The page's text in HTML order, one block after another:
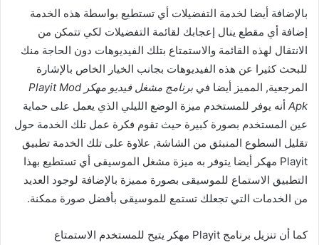
بالإضافة أيضا لخدمة التفضيلات أي تستطيع بواسطة هذه الخدمة
إضافة أي مقطع ينال إعجابك لقائمة التفضيلات لكي تتمكن من
الانتقال لهذه القائمة والاستمتاع بتلك الفيديوهات دون الحاجة منك
للبحث كثيرا عن هذه الفيديوهات بجانب الخيار الخاص بالإشارة
المرجعية, المميز أيضا في
برنامج مشغل فيديو مهكر Playit Mod
Apk أنه يوفر للمستخدم ميزة الوضع الليلي الذي يعمل على حماية
عين المستخدم بصورة كبيرة حيث تقوم فكرة عمل تلك الخدمة حول
تقليل السطوع المنبثق من الشاشة, علاوة على تلك الخدمة تطبيق
Playit مهكر أيضا يتوفر به ميزة مشغل الموسيقى أي تستطيع بهذا
التطبيق الاستماع للموسيقى بصورة مميزة بالإضافة لوجود العديد
من الخدمات التي تجعلك تستمع للموسيقى بأفضل صورة ممكنة.
كما أن تنزيل برنامج Playit مهكر يتيح للمستخدم الاستمتاع